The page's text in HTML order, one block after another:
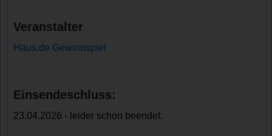
Veranstalter
Haus.de Gewinnspiel
Einsendeschluss:
23.04.2026 - leider schon beendet.